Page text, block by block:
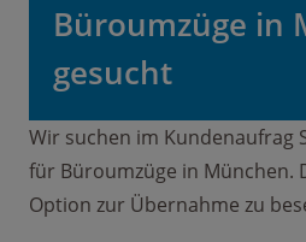
Büroumzüge in
gesucht
Wir suchen im Kundenaufrag
für Büroumzüge in München.
Option zur Übernahme zu